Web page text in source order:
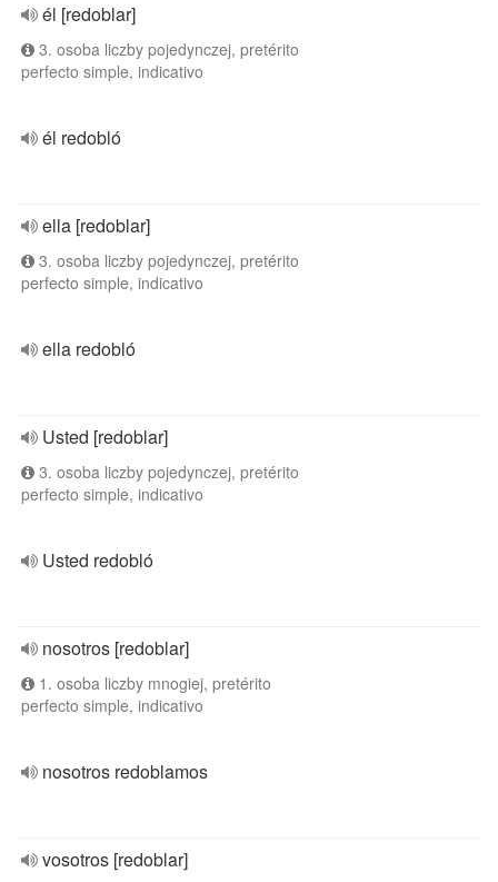
él [redoblar]
3. osoba liczby pojedynczej, pretérito
perfecto simple, indicativo
él redobló
ella [redoblar]
3. osoba liczby pojedynczej, pretérito
perfecto simple, indicativo
ella redobló
Usted [redoblar]
3. osoba liczby pojedynczej, pretérito
perfecto simple, indicativo
Usted redobló
nosotros [redoblar]
1. osoba liczby mnogiej, pretérito
perfecto simple, indicativo
nosotros redoblamos
vosotros [redoblar]